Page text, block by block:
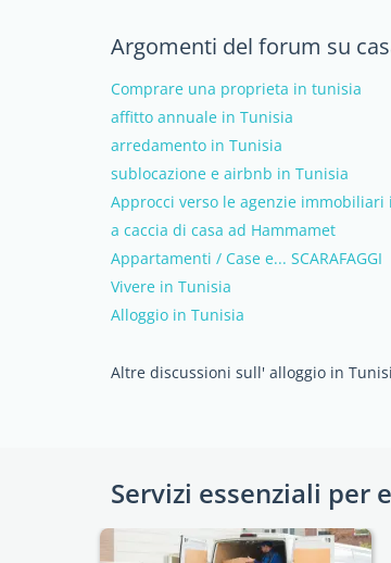
Argomenti del forum su
Comprare una proprieta in tunisia
affitto annuale in Tunisia
arredamento in Tunisia
sublocazione e airbnb in Tunisia
Approcci verso le agenzie immobiliari
a caccia di casa ad Hammamet
Appartamenti / Case e... SCARAFAGGI
Vivere in Tunisia
Alloggio in Tunisia
Altre discussioni sull' alloggio in
Servizi essenziali per